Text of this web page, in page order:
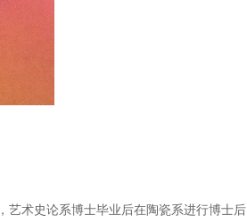
艺术史论系博士毕业后在陶瓷系进行博士后